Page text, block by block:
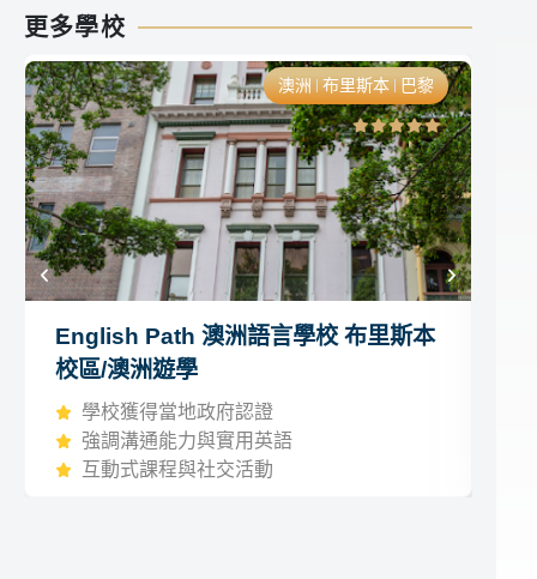
更多學校
澳洲 布里斯本 巴黎
English Path 澳洲語言學校 布里斯本
校區/澳洲遊學
學校獲得當地政府認證
強調溝通能力與實用英語
互動式課程與社交活動